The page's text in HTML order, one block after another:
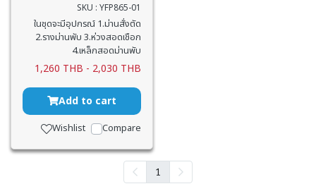
SKU : YFP865-01
ในชุดจะมีอุปกรณ์ 1.ม่านสั่งตัด
2.รางม่านพับ 3.ห่วงสอดเชือก
4.เหล็กสอดม่านพับ
1,260 THB - 2,030 THB
Add to cart
Wishlist Compare
1